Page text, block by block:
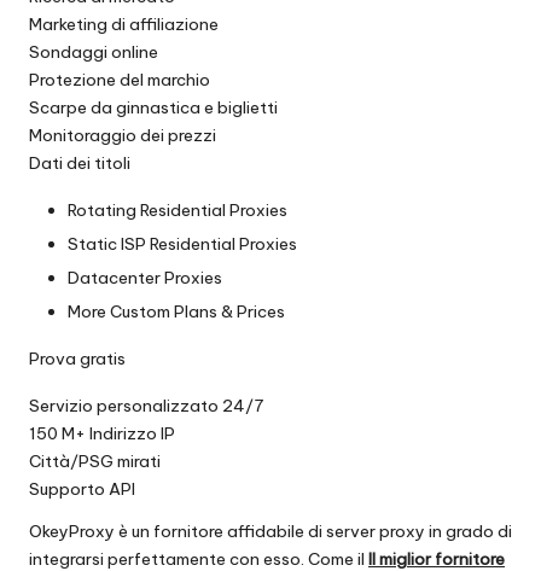
Marketing di affiliazione
Sondaggi online
Protezione del marchio
Scarpe da ginnastica e biglietti
Monitoraggio dei prezzi
Dati dei titoli
Rotating Residential Proxies
Static ISP Residential Proxies
Datacenter Proxies
More Custom Plans & Prices
Prova gratis
Servizio personalizzato 24/7
150 M+ Indirizzo IP
Città/PSG mirati
Supporto API
OkeyProxy è un fornitore affidabile di server proxy in grado di
integrarsi perfettamente con esso. Come il Il miglior fornitore